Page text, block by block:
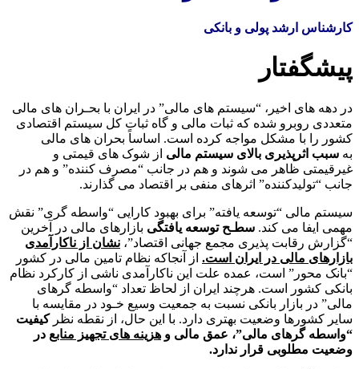
کارشناس ارشد پولی و بانکی
پیشگفتار
در دهه­­ های اخیر، “سیستم­ های مالی” در ایران با بحـران­­ های مالی
متعددی روبرو شده که ثبات مالی و گاه ثبات کل سیستم اقتصادی
کشور را با مشکل مواجه کرده است. اساساً بحران­ های مالی
به سبب اثرپذیری بالای سیستم مالی از شوک­ های قیمتی و
غیرقیمتی ظاهر می­ شوند و هم در جانب “مصرف کننده” و هم در
جانب “تولیدکننده” اثرهای منفی بر اقتصاد می­ گذارند.
سیستم مالی “توسعه یافته” برای بهبود کارایی “واسطه­ گری” نقش
مهمی ایفا می­ کند. سطـح توسعه یافتگی بازارهای مالی در آخرین
“گزارش رقابت­ پذیری مجمع جهانی اقتصاد”، نشان از ناکارآمدی
بازارهای مالی در ایران است. از آنجاکه نظام تامین مالی در کشور
“بانک ­محور” است، عمده علت این ناکارآمدی ناشی از کارکرد نظام
بانکی کشور است. هرچند ایران از لحاظ تعداد “واسطه ­گرهای
مالی” در بازار بانکی نسبت به جمعیت وسیع خـود در مقایسه با
سایر کشورها وضعیت بهتری دارد. با این حال، از نقطه­ نظرکیفیت
“واسطه­ گرهای مالی”، عمق مالی و هزینه ­های تجهیز منابع در
وضعیت مطلوبی قرار ندارد.